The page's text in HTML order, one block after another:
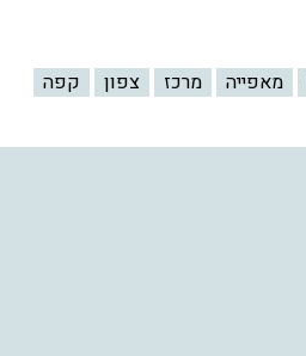
מאפייה מרכז צפון קפה